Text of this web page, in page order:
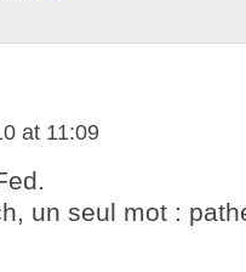
at 11:09
un seul mot :